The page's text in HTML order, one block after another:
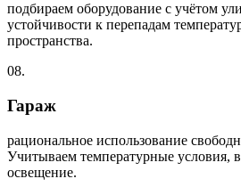
подбираем оборудование с учётом
устойчивости к перепадам
пространства.
08.
Гараж
рациональное использование
Учитываем температурные условия,
освещение.